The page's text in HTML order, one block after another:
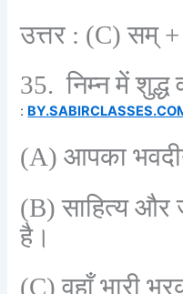
उत्तर : (C)सम्
35.निम्न में शुद्ध
:
(A)आपका
(B)साहित्य और
है।
(C)वहाँ भारी